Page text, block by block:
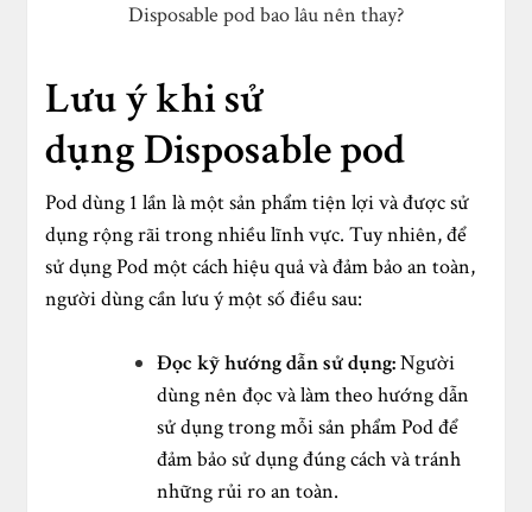
Disposable pod bao lâu nên thay?
Lưu ý khi sử
dụng Disposable pod
Pod dùng 1 lần là một sản phẩm tiện lợi và được sử
dụng rộng rãi trong nhiều lĩnh vực. Tuy nhiên, để
sử dụng Pod một cách hiệu quả và đảm bảo an toàn,
người dùng cần lưu ý một số điều sau:
Đọc kỹ hướng dẫn sử dụng:Người
dùng nên đọc và làm theo hướng dẫn
sử dụng trong mỗi sản phẩm Pod để
đảm bảo sử dụng đúng cách và tránh
những rủi ro an toàn.